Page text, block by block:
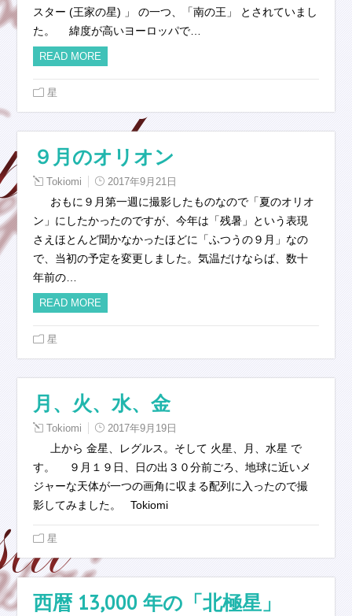
スター (王家の星) 」 の一つ、「南の王」 とされていまし
た。 緯度が高いヨーロッパで…
READ MORE
星
９月のオリオン
Tokiomi 2017年9月21日
おもに９月第一週に撮影したものなので「夏のオリオ
ン」にしたかったのですが、今年は「残暑」という表現
さえほとんど聞かなかったほどに「ふつうの９月」なの
で、当初の予定を変更しました。気温だけならば、数十
年前の…
READ MORE
星
月、火、水、金
Tokiomi 2017年9月19日
上から 金星、レグルス。そして 火星、月、水星 で
す。 ９月１９日、日の出３０分前ごろ、地球に近いメ
ジャーな天体が一つの画角に収まる配列に入ったので撮
影してみました。 Tokiomi
星
西暦 13,000 年の「北極星」